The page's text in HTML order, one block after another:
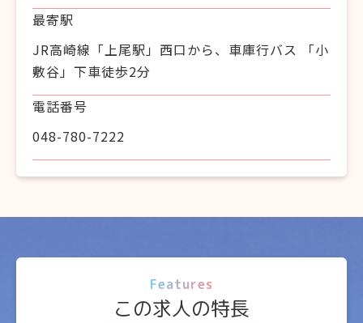
最寄駅
JR高崎線「上尾駅」西口から、車庫行バス 「小
敷谷」下車徒歩2分
電話番号
048-780-7222
Features
この求人の特長